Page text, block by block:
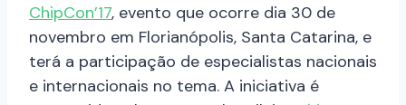
ChipCon’17, evento que ocorre dia 30 de
novembro em Florianópolis, Santa Catarina, e
terá a participação de especialistas nacionais
e internacionais no tema. A iniciativa é